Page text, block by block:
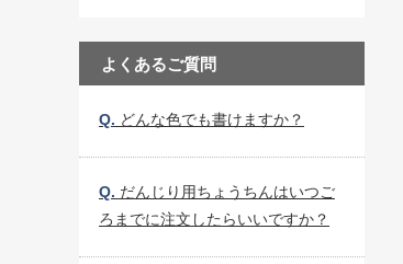
よくあるご質問
Q. どんな色でも書けますか？
Q. だんじり用ちょうちんはいつご
ろまでに注文したらいいですか？